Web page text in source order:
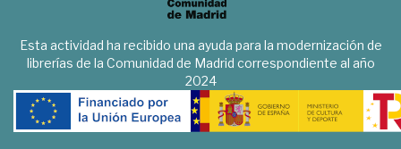
Esta actividad ha recibido una ayuda para la modernización de
librerías de la Comunidad de Madrid correspondiente al año
2024